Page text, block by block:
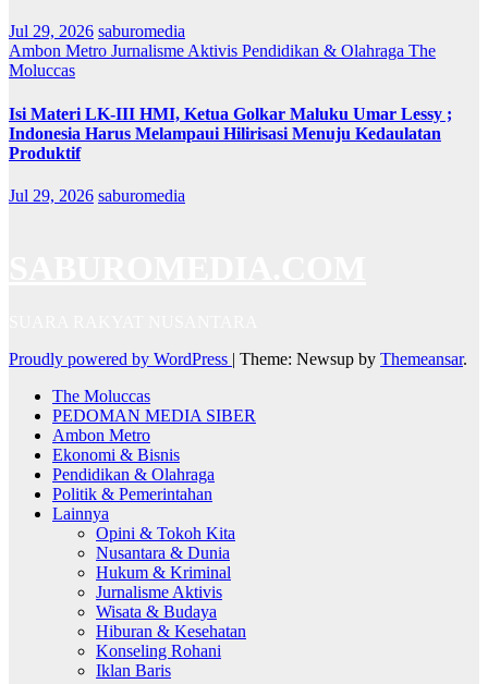
Jul 29, 2026 saburomedia
Ambon Metro Jurnalisme Aktivis Pendidikan & Olahraga The
Moluccas
Isi Materi LK-III HMI, Ketua Golkar Maluku Umar Lessy ;
Indonesia Harus Melampaui Hilirisasi Menuju Kedaulatan
Produktif
Jul 29, 2026 saburomedia
Proudly powered by WordPress | Theme: Newsup by Themeansar.
The Moluccas
PEDOMAN MEDIA SIBER
Ambon Metro
Ekonomi & Bisnis
Pendidikan & Olahraga
Politik & Pemerintahan
Lainnya
Opini & Tokoh Kita
Nusantara & Dunia
Hukum & Kriminal
Jurnalisme Aktivis
Wisata & Budaya
Hiburan & Kesehatan
Konseling Rohani
Iklan Baris